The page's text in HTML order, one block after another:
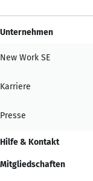
Unternehmen
New Work SE
Karriere
Presse
Hilfe & Kontakt
Mitgliedschaften